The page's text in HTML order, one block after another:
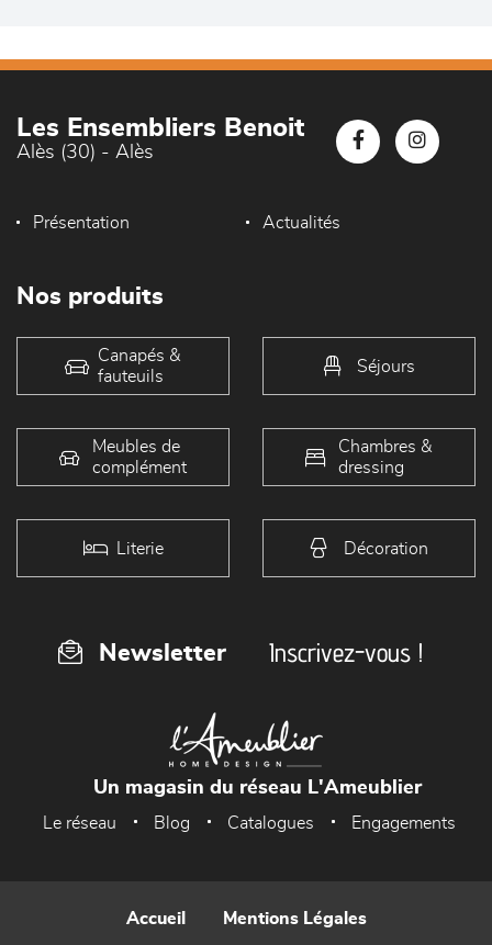
Les Ensembliers Benoit
Alès (30) - Alès
Présentation Actualités
Nos produits
Canapés &
fauteuils
Séjours
Meubles de
complément
Chambres &
dressing
Literie Décoration
Newsletter Inscrivez-vous !
Un magasin du réseau L'Ameublier
Le réseau Blog Catalogues Engagements
Accueil Mentions Légales